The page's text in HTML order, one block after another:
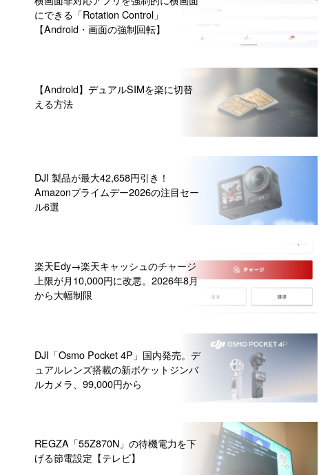
にできる「Rotation Control」
【Android・画面の強制回転】
【Android】デュアルSIMを楽に切替
える方法
DJI 製品が最大42,658円引き！
Amazonプライムデー2026の注目セー
ル6選
楽天Edy→楽天キャッシュのチャージ
上限が月10,000円に改悪。2026年8月
から大幅制限
DJI「Osmo Pocket 4P」国内発売。デ
ュアルレンズ搭載の新ポケットジンバ
ルカメラ、99,000円から
REGZA「55Z870N」の待機電力を下
げる節電設定【テレビ】